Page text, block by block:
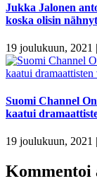
Jukka Jalonen
koska olisin
19 joulukuun, 2021 |
Suomi Channel
kaatui
19 joulukuun, 2021 |
Kommentoi